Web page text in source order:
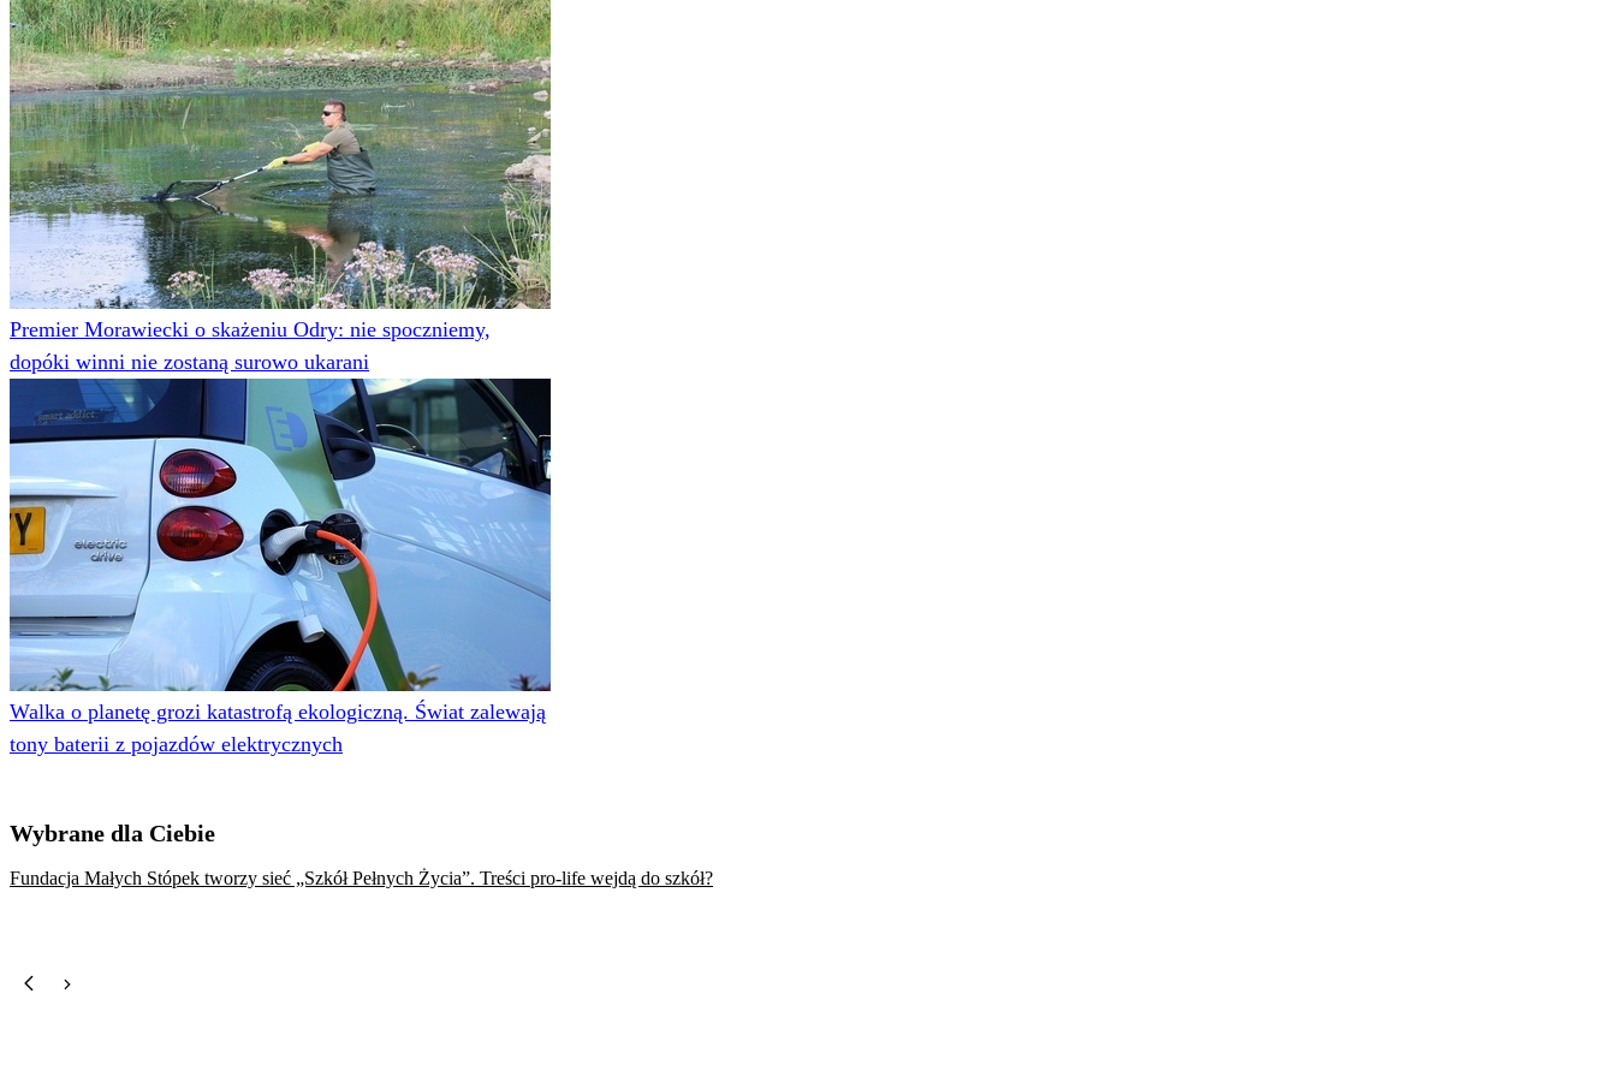
Premier Morawiecki o skażeniu Odry: nie spoczniemy,
dopóki winni nie zostaną surowo ukarani
Walka o planetę grozi katastrofą ekologiczną. Świat zalewają
tony baterii z pojazdów elektrycznych
Wybrane dla Ciebie
Fundacja Małych Stópek tworzy sieć „Szkół Pełnych Życia”. Treści pro-life wejdą do szkół?